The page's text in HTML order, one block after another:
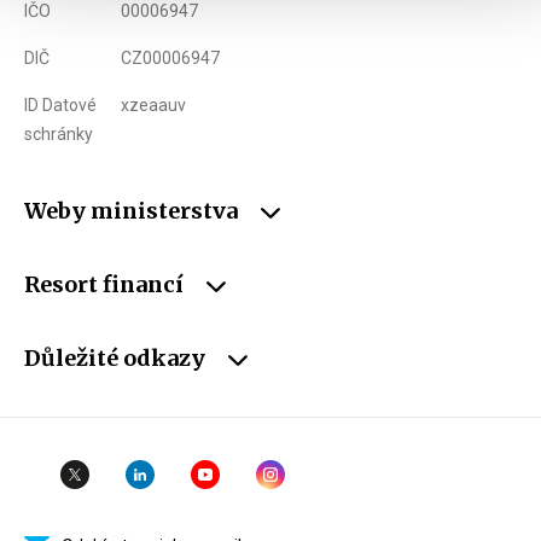
IČO 00006947
DIČ CZ00006947
ID Datové
schránky
xzeaauv
Weby ministerstva
Resort financí
Důležité odkazy